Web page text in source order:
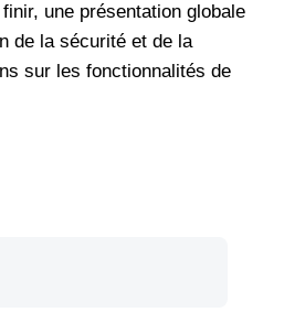
une présentation globale
de la sécurité et de la
sur les fonctionnalités de